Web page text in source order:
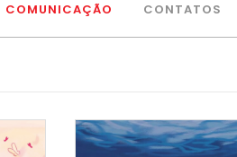
COMUNICAÇÃO CONTATOS